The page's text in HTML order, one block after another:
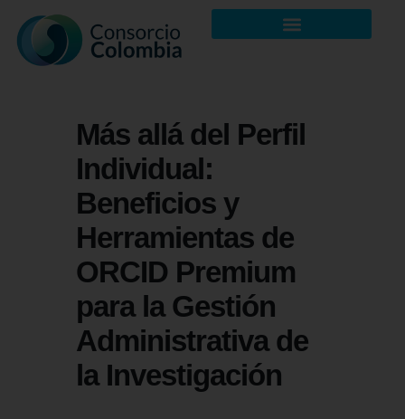
Más allá del Perfil
Individual:
Beneficios y
Herramientas de
ORCID Premium
para la Gestión
Administrativa de
la Investigación